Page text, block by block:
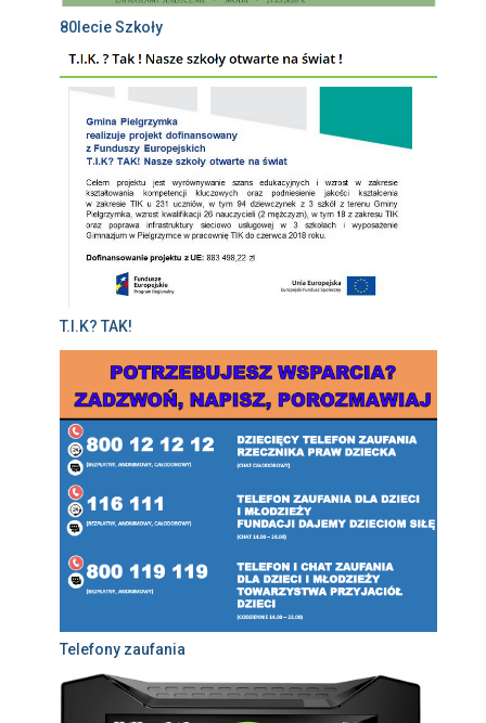
80lecie Szkoły
T.I.K? TAK!
Telefony zaufania